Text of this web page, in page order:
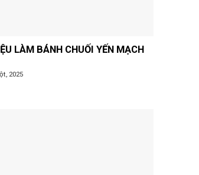
LÀM BÁNH CHUỐI YẾN MẠCH
2025